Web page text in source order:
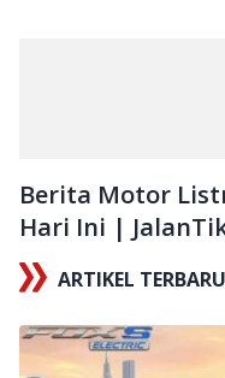
Berita Motor
Hari Ini |
ARTIKEL TERBARU